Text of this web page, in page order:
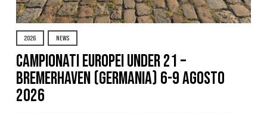
2026 NEWS
Campionati Europei Under 21 –
Bremerhaven (Germania) 6-9 agosto
2026